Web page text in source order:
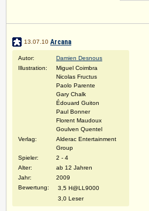
13.07.10 Arcana
Autor:
Damien Desnous
Illustration:
Miguel Coimbra
Nicolas Fructus
Paolo Parente
Gary Chalk
Édouard Guiton
Paul Bonner
Florent Maudoux
Goulven Quentel
Verlag:
Alderac Entertainment
Group
Spieler:
2 - 4
Alter:
ab 12 Jahren
Jahr:
2009
Bewertung:
3,5 H@LL9000
3,0 Leser